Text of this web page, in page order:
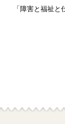
「障害と福祉